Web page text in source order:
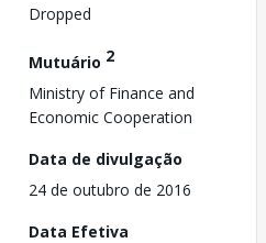
Dropped
Mutuário 2
Ministry of Finance and
Economic Cooperation
Data de divulgação
24 de outubro de 2016
Data Efetiva